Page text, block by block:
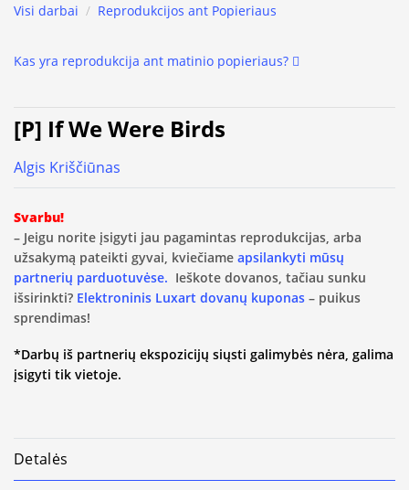
Visi darbai / Reprodukcijos ant Popieriaus
Kas yra reprodukcija ant matinio popieriaus?
[P] If We Were Birds
Algis Kriščiūnas
Svarbu!
– Jeigu norite įsigyti jau pagamintas reprodukcijas, arba
užsakymą pateikti gyvai, kviečiame apsilankyti mūsų
partnerių parduotuvėse. Ieškote dovanos, tačiau sunku
išsirinkti? Elektroninis Luxart dovanų kuponas – puikus
sprendimas!
*Darbų iš partnerių ekspozicijų siųsti galimybės nėra, galima
įsigyti tik vietoje.
Detalės